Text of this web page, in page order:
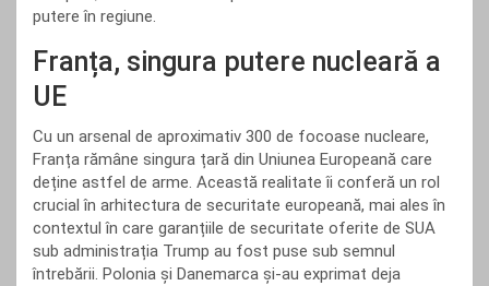
putere în regiune.
Franța, singura putere nucleară a
UE
Cu un arsenal de aproximativ 300 de focoase nucleare,
Franța rămâne singura țară din Uniunea Europeană care
deține astfel de arme. Această realitate îi conferă un rol
crucial în arhitectura de securitate europeană, mai ales în
contextul în care garanțiile de securitate oferite de SUA
sub administrația Trump au fost puse sub semnul
întrebării. Polonia și Danemarca și-au exprimat deja